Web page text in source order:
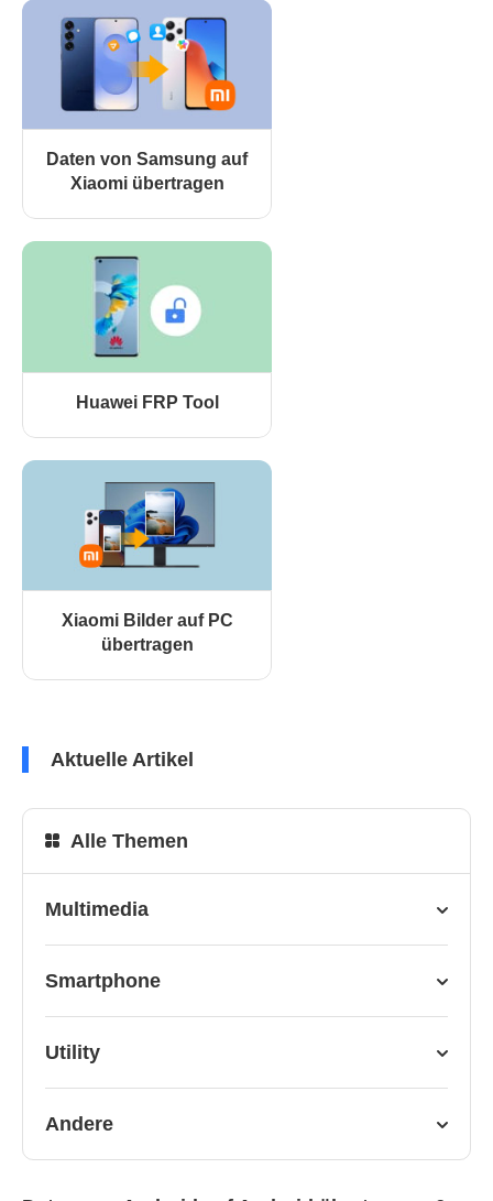
Daten von Samsung auf
Xiaomi übertragen
Huawei FRP Tool
Xiaomi Bilder auf PC
übertragen
Aktuelle Artikel
Alle Themen
Multimedia
Smartphone
Utility
Andere